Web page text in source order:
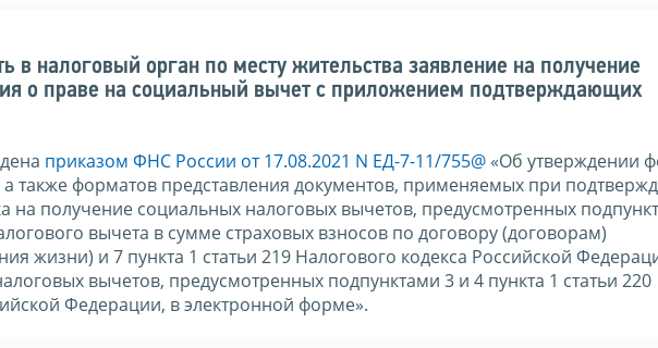
в налоговый орган по месту жительства заявление на получение
о праве на социальный вычет с приложением подтверждающих
приказом ФНС России от 17.08.2021 N ЕД-7-11/755@ «Об утверждении
также форматов представления документов, применяемых при
на получение социальных налоговых вычетов, предусмотренных
вычета в сумме страховых взносов по договору (договорам)
жизни) и 7 пункта 1 статьи 219 Налогового кодекса Российской
вычетов, предусмотренных подпунктами 3 и 4 пункта 1 статьи 220
Федерации, в электронной форме».